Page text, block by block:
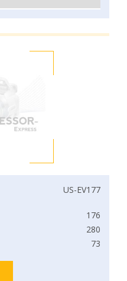
US-EV177
176
280
73